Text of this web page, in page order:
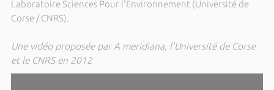
Laboratoire Sciences Pour l'Environnement (Université de
Corse / CNRS).
Une vidéo proposée par A meridiana, l'Université de Corse
et le CNRS en 2012